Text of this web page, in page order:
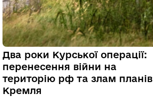
Два роки Курської операції:
перенесення війни на
територію рф та злам планів
Кремля